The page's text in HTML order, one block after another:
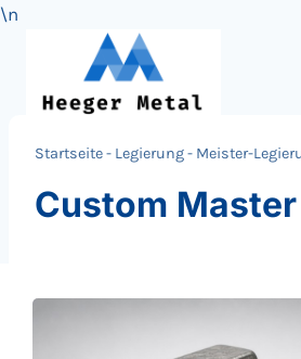
\n
springen
Startseite- Legierung- Meister-
Custom